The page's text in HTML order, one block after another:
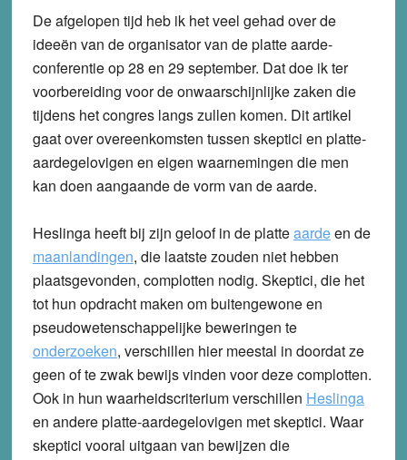
De afgelopen tijd heb ik het veel gehad over de
ideeën van de organisator van de platte aarde-
conferentie op 28 en 29 september. Dat doe ik ter
voorbereiding voor de onwaarschijnlijke zaken die
tijdens het congres langs zullen komen. Dit artikel
gaat over overeenkomsten tussen skeptici en platte-
aardegelovigen en eigen waarnemingen die men
kan doen aangaande de vorm van de aarde.
Heslinga heeft bij zijn geloof in de platteaardeen de
maanlandingen, die laatste zouden niet hebben
plaatsgevonden, complotten nodig. Skeptici, die het
tot hun opdracht maken om buitengewone en
pseudowetenschappelijke beweringen te
onderzoeken, verschillen hier meestal in doordat ze
geen of te zwak bewijs vinden voor deze complotten.
Ook in hun waarheidscriterium verschillen Heslinga
en andere platte-aardegelovigen met skeptici. Waar
skeptici vooral uitgaan van bewijzen die